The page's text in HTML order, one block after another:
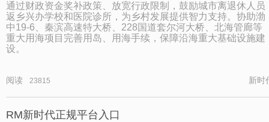
通过财政资金奖补政策、放宽行政限制，鼓励城市离退休人员
返乡兴办学校和医院诊所，为乡村发展提供智力支持。协助渤
中19-6、秦滨高速特大桥、228国道套尔河大桥、北海管廊等
重大用海项目完善用岛、用海手续，保障沿海重大基础设施建
设。
阅读 23815 新时
RM新时代正规平台入口